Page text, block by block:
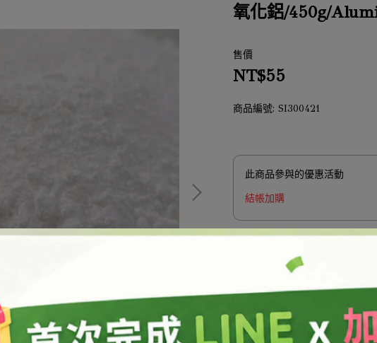
氧化鋁/450g/
售價
NT$55
商品編號: SI300421
此商品參與的優惠活動
結帳加購
加入購物車
加入最愛